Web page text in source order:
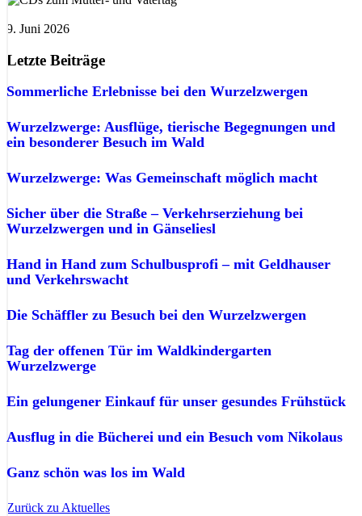
9. Juni 2026
Letzte Beiträge
Sommerliche Erlebnisse bei den Wurzelzwergen
Wurzelzwerge: Ausflüge, tierische Begegnungen und
ein besonderer Besuch im Wald
Wurzelzwerge: Was Gemeinschaft möglich macht
Sicher über die Straße – Verkehrserziehung bei
Wurzelzwergen und in Gänseliesl
Hand in Hand zum Schulbusprofi – mit Geldhauser
und Verkehrswacht
Die Schäffler zu Besuch bei den Wurzelzwergen
Tag der offenen Tür im Waldkindergarten
Wurzelzwerge
Ein gelungener Einkauf für unser gesundes Frühstück
Ausflug in die Bücherei und ein Besuch vom Nikolaus
Ganz schön was los im Wald
Zurück zu Aktuelles